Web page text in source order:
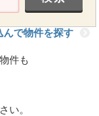
んで物件を探す
件も
い。